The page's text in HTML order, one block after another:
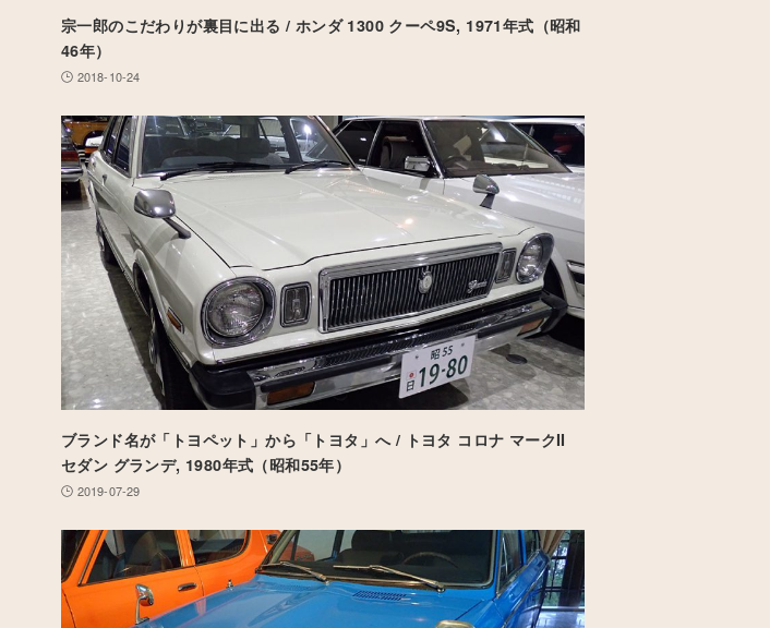
宗一郎のこだわりが裏目に出る / ホンダ 1300 クーペ9S, 1971年式（昭和
46年）
2018-10-24
ブランド名が「トヨペット」から「トヨタ」へ / トヨタ コロナ マークII
セダン グランデ, 1980年式（昭和55年）
2019-07-29